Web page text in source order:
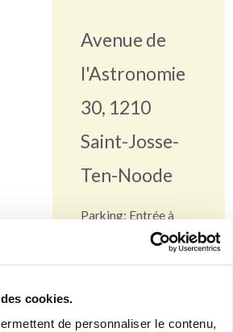
cookies.
de personnaliser le contenu,
Avenue de
l'Astronomie
30, 1210
Saint-Josse-
Ten-Noode
Parking: Entrée à
droite de l’entrée
-2.